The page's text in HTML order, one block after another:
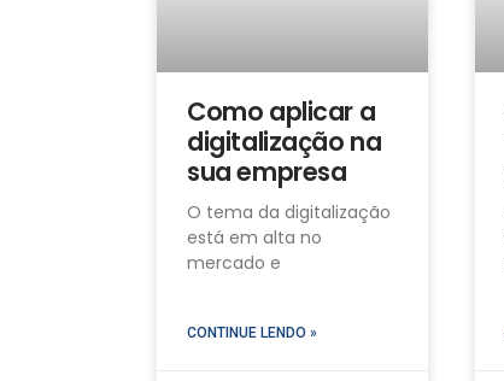
Como aplicar a
digitalização na
sua empresa
O tema da digitalização
está em alta no
mercado e
CONTINUE LENDO »